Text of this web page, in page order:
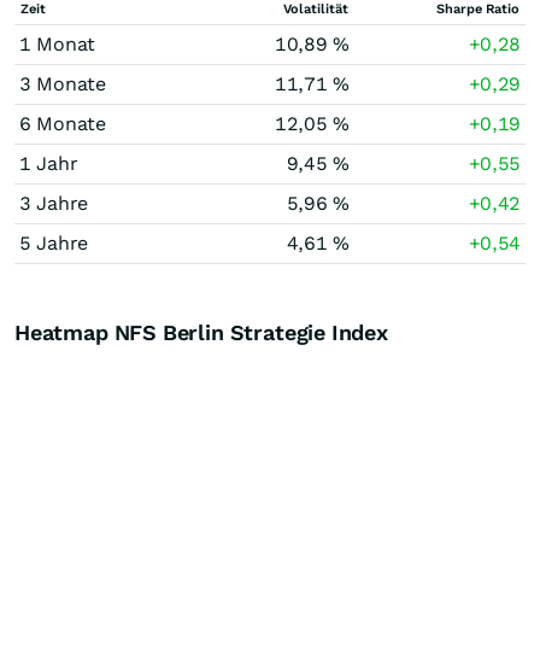
Zeit Volatilität Sharpe Ratio
1 Monat 10,89 %
+0,28
3 Monate
11,71 %
+0,29
6 Monate
12,05 %
+0,19
1 Jahr
9,45 %
+0,55
3 Jahre
5,96 %
+0,42
5 Jahre
4,61 % +0,54
Heatmap NFS Berlin Strategie Index